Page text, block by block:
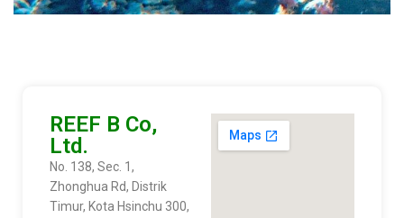
REEF B Co,
Ltd.
No. 138, Sec. 1,
Zhonghua Rd, Distrik
Timur, Kota Hsinchu 300,